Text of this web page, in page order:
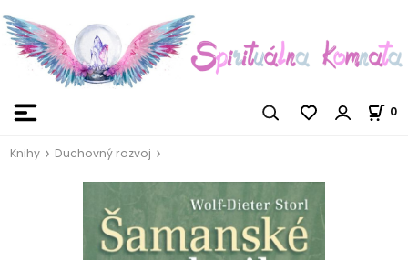
0
Knihy Duchovný rozvoj